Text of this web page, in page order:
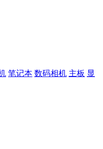
笔记本 数码相机 主板 显